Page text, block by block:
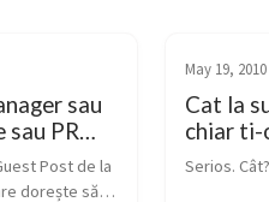
sau
sau PR
Post de la
dorește să
May 19, 2010
Cat la
chiar ti-
Serios. Cât?